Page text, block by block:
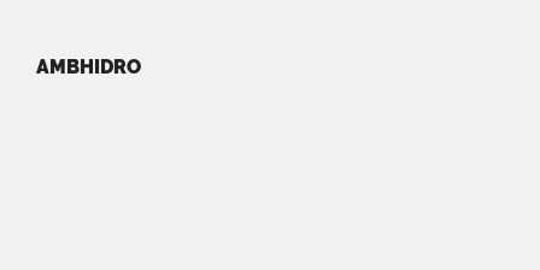
AMBHIDRO